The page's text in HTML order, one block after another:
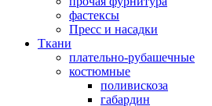
фастексы
Пресс и насадки
Ткани
плательно-рубашечные
костюмные
поливискоза
габардин